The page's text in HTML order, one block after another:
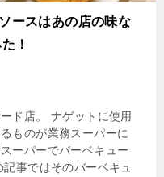
ースはあの店の味な
！
ド店。 ナゲットに使用
ものが業務スーパーに
ーパーでバーベキュー
事ではそのバーベキュ